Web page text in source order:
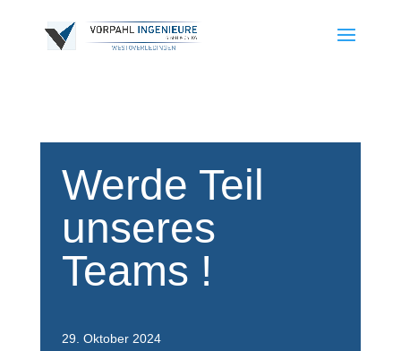
Werde Teil
unseres
Teams !
29. Oktober 2024